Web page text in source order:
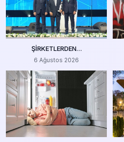
ŞİRKETLERDEN…
6 Ağustos 2026